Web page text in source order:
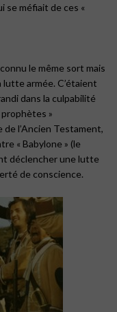
se méfiait de ces «
le même sort mais
armée. C’étaient
dans la culpabilité
prophètes »
l’Ancien Testament,
« Babylone » (le
déclencher une lutte
de conscience.